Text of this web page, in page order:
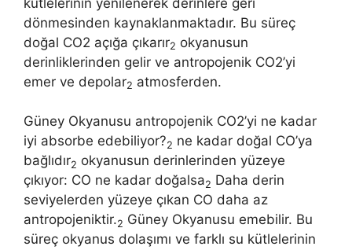
dönmesinden kaynaklanmaktadır. Bu süreç
doğal CO2 açığa çıkarır2 okyanusun
derinliklerinden gelir ve antropojenik CO2’yi
emer ve depolar2 atmosferden.
Güney Okyanusu antropojenik CO2’yi ne kadar
iyi absorbe edebiliyor?2 ne kadar doğal CO’ya
bağlıdır2 okyanusun derinlerinden yüzeye
çıkıyor: CO ne kadar doğalsa2 Daha derin
seviyelerden yüzeye çıkan CO daha az
antropojeniktir.2 Güney Okyanusu emebilir. Bu
süreç okyanus dolaşımı ve farklı su kütlelerinin